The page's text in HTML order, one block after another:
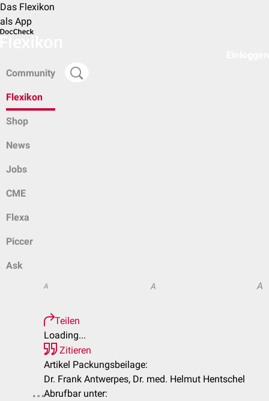
Das Flexikon
als App
Community
Flexikon
Shop
News
Jobs
CME
Flexa
Piccer
Ask
A A A
Teilen
Loading...
Zitieren
Artikel Packungsbeilage:
Dr. Frank Antwerpes, Dr. med. Helmut Hentschel
Abrufbar unter: